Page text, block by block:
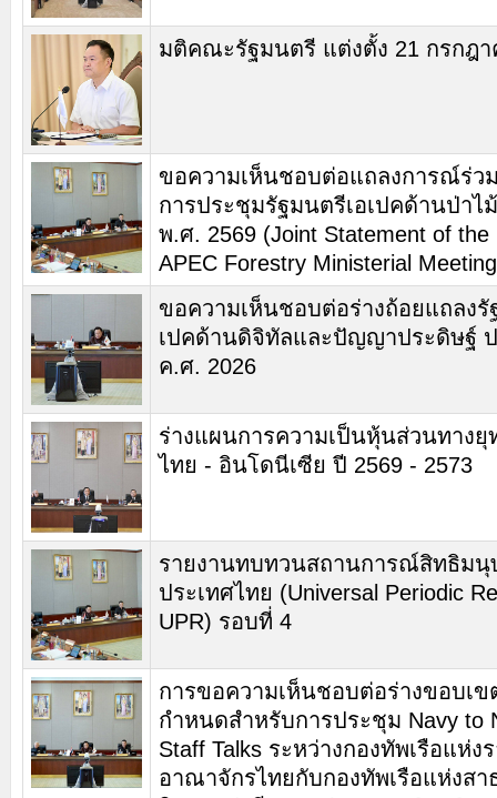
มติคณะรัฐมนตรี แต่งตั้ง 21 กรกฎา
ขอความเห็นชอบต่อแถลงการณ์ร่ว
การประชุมรัฐมนตรีเอเปคด้านป่าไ
พ.ศ. 2569 (Joint Statement of the
APEC Forestry Ministerial
ขอความเห็นชอบต่อร่างถ้อยแถลงรั
เปคด้านดิจิทัลและปัญญาประดิษฐ์
ค.ศ. 2026
ร่างแผนการความเป็นหุ้นส่วนทางยุ
ไทย - อินโดนีเซีย ปี 2569 - 2573
รายงานทบทวนสถานการณ์สิทธิม
ประเทศไทย (Universal Periodic
UPR) รอบที่ 4
การขอความเห็นชอบต่อร่างขอบเ
กำหนดสำหรับการประชุม Navy to
Staff Talks ระหว่างกองทัพเรือแห่ง
อาณาจักรไทยกับกองทัพเรือแห่งส